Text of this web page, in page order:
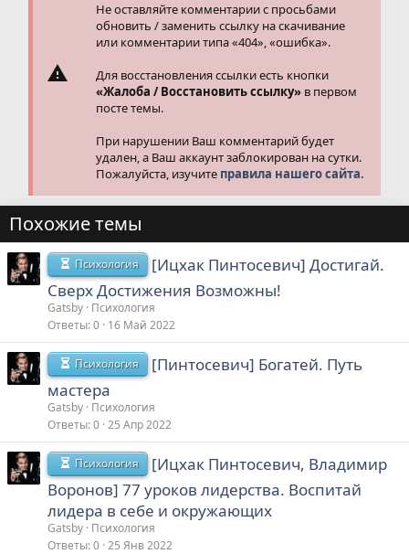
Не оставляйте комментарии с просьбами
обновить / заменить ссылку на скачивание
или комментарии типа «404», «ошибка».
Для восстановления ссылки есть кнопки
«Жалоба / Восстановить ссылку» в первом
посте темы.
При нарушении Ваш комментарий будет
удален, а Ваш аккаунт заблокирован на сутки.
Пожалуйста, изучите правила нашего сайта.
Похожие темы
Психология
[Ицхак Пинтосевич] Достигай.
Сверх Достижения Возможны!
Gatsby Психология
Ответы 0 16 Май 2022
Психология
[Пинтосевич] Богатей. Путь
мастера
Gatsby Психология
Ответы 0 25 Апр 2022
Психология
[Ицхак Пинтосевич, Владимир
Воронов] 77 уроков лидерства. Воспитай
лидера в себе и окружающих
Gatsby Психология
Ответы 0 25 Янв 2022